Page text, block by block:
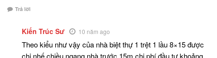
Trả lời
Kiến Trúc Sư 10 năm ago
Theo kiểu như vậy của nhà biệt thự 1 trệt 1 lầu 8×15 được
chị nhế chiều ngang nhà trước 15m chi phí đầu tư khoảng